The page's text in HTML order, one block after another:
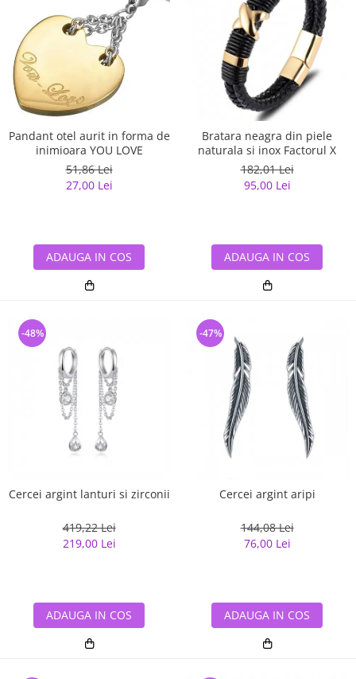
Pandant otel aurit in forma de
inimioara YOU LOVE
51,86 Lei
27,00 Lei
ADAUGA IN COS
Bratara neagra din piele
naturala si inox Factorul X
182,01 Lei
95,00 Lei
ADAUGA IN COS
Cercei argint lanturi si zirconii
419,22 Lei
219,00 Lei
-48%
ADAUGA IN COS
Cercei argint aripi
144,08 Lei
76,00 Lei
-47%
ADAUGA IN COS